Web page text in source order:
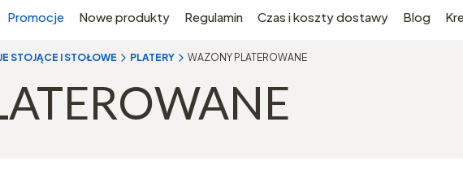
Promocje Nowe produkty Regulamin Czas i koszty dostawy Blog
STOJĄCE I STOŁOWE PLATERY WAZONY PLATEROWANE